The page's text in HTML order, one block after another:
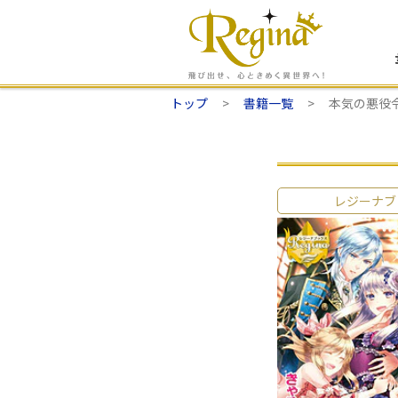
トップ 書籍一覧 本気の悪役
レジーナ